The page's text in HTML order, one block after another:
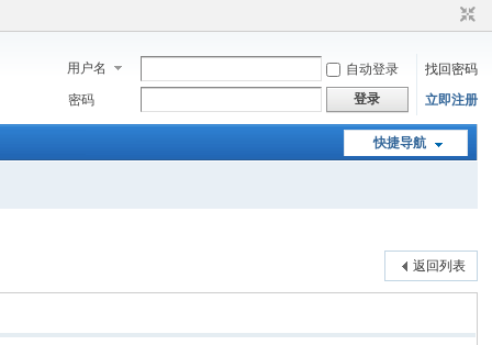
用户名 自动登录
找回密码
密码
登录 立即注册
快捷导航
返回列表